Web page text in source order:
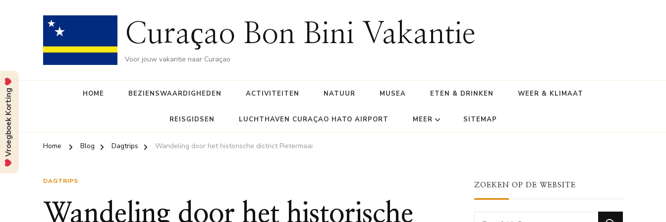
Curaçao Bon Bini Vakantie
Voor jouw vakantie naar Curaçao
HOME BEZIENSWAARDIGHEDEN ACTIVITEITEN NATUUR MUSEA ETEN & DRINKEN WEER & KLIMAAT
REISGIDSEN LUCHTHAVEN CURAÇAO HATO AIRPORT MEER SITEMAP
Home Blog Dagtrips Wandeling door het historische district Pietermaai
DAGTRIPS
Wandeling door het historische
ZOEKEN OP DE WEBSITE
Looking
Vroegboek Korting